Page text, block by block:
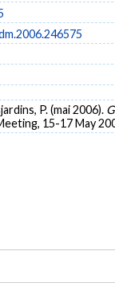
P. (mai 2006).
15-17 May